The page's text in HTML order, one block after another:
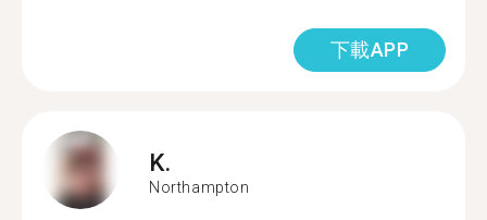
下載APP
K.
Northampton